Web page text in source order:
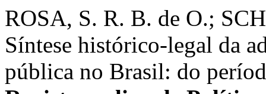
ROSA, S. R. B. de O.;
Síntese histórico-legal da
pública no Brasil: do